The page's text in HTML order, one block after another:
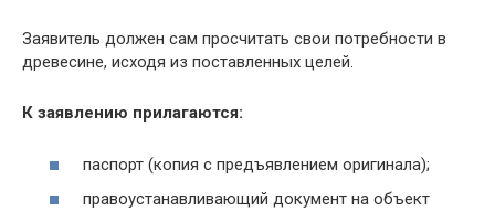
Заявитель должен сам просчитать свои потребности в
древесине, исходя из поставленных целей.
К заявлению прилагаются:
паспорт (копия с предъявлением оригинала);
правоустанавливающий документ на объект